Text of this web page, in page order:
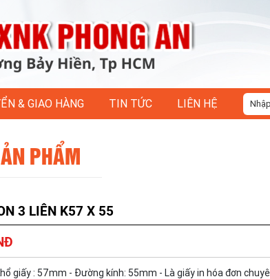
& GIAO HÀNG TIN TỨC LIÊN HỆ
PHẨM
3 LIÊN K57 X 55
giấy : 57mm - Đường kính: 55mm - Là giấy in hóa đơn